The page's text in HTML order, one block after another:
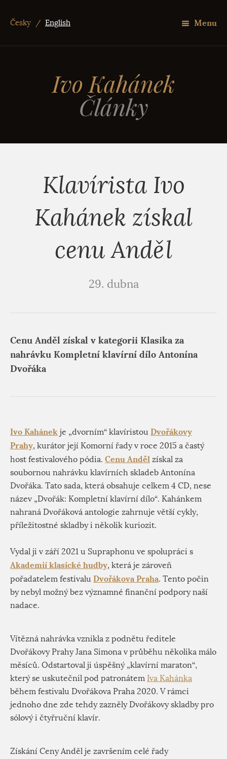
Menu
Česky / English
Ivo Kahánek
Články
Klavírista Ivo
Kahánek získal
cenu Anděl
29. dubna
Cenu Anděl získal v kategorii Klasika za
nahrávku Kompletní klavírní dílo Antonína
Dvořáka
Ivo Kahánek je „dvorním“ klavíristou Dvořákovy
Prahy, kurátor její Komorní řady v roce 2015 a častý
host festivalového pódia. Cenu Anděl získal za
soubornou nahrávku klavírních skladeb Antonína
Dvořáka. Tato sada, která obsahuje celkem 4 CD, nese
název „Dvořák: Kompletní klavírní dílo“. Kahánkem
nahraná Dvořáková antologie zahrnuje větší cykly,
příležitostné skladby i několik kuriozit.
Vydal ji v září 2021 u Supraphonu ve spolupráci s
Akademií klasické hudby, která je zároveň
pořadatelem festivalu Dvořákova Praha. Tento počin
by nebyl možný bez významné finanční podpory naší
nadace.
Vítězná nahrávka vznikla z podnětu ředitele
Dvořákovy Prahy Jana Simona v průběhu několika málo
měsíců. Odstartoval ji úspěšný „klavírní maraton“,
který se uskutečnil pod patronátem Iva Kahánka
během festivalu Dvořákova Praha 2020. V rámci
jednoho dne zde tehdy zazněly Dvořákovy skladby pro
sólový i čtyřruční klavír.
Získání Ceny Anděl je završením celé řady